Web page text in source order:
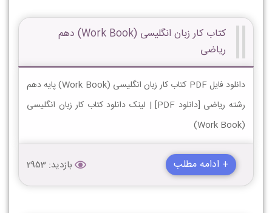
کتاب کار زبان انگلیسی (Work Book) دهم
ریاضی
دانلود فایل PDF کتاب کار زبان انگلیسی (Work Book) پایه دهم
رشته ریاضی [دانلود PDF] | لینک دانلود کتاب کار زبان انگلیسی
(Work Book)
+ ادامه مطلب بازدید: 2953